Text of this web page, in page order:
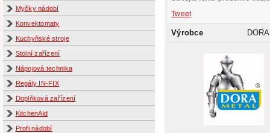
Myčky nádobí
Konvektomaty
Kuchyňské stroje
Stolní zařízení
Nápojová technika
Regály IN-FIX
Doplňková zařízení
KitchenAid
Profi nádobí
Tweet
Výrobce